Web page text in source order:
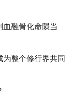
融骨化命陨当
为整个修行界共同